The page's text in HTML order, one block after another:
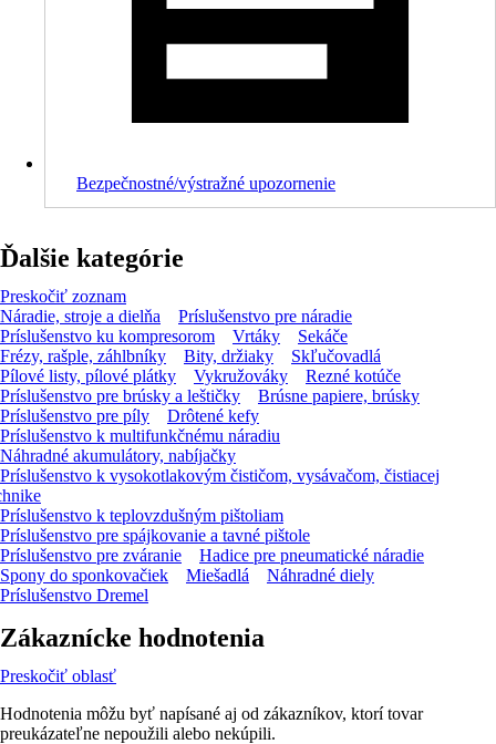
Bezpečnostné/výstražné upozornenie
Ďalšie kategórie
Preskočiť zoznam
Náradie, stroje a dielňa
Príslušenstvo pre náradie
Príslušenstvo ku kompresorom
Vrtáky
Sekáče
Frézy, rašple, záhlbníky
Bity, držiaky
Skľučovadlá
Pílové listy, pílové plátky
Vykružováky
Rezné kotúče
Príslušenstvo pre brúsky a leštičky
Brúsne papiere, brúsky
Príslušenstvo pre píly
Drôtené kefy
Príslušenstvo k multifunkčnému náradiu
Náhradné akumulátory, nabíjačky
Príslušenstvo k vysokotlakovým čističom, vysávačom, čistiacej
Príslušenstvo k teplovzdušným pištoliam
Príslušenstvo pre spájkovanie a tavné pištole
Príslušenstvo pre zváranie
Hadice pre pneumatické náradie
Spony do sponkovačiek
Miešadlá
Náhradné diely
Príslušenstvo Dremel
Zákaznícke hodnotenia
Preskočiť oblasť
Hodnotenia môžu byť napísané aj od zákazníkov, ktorí tovar
preukázateľne nepoužili alebo nekúpili.